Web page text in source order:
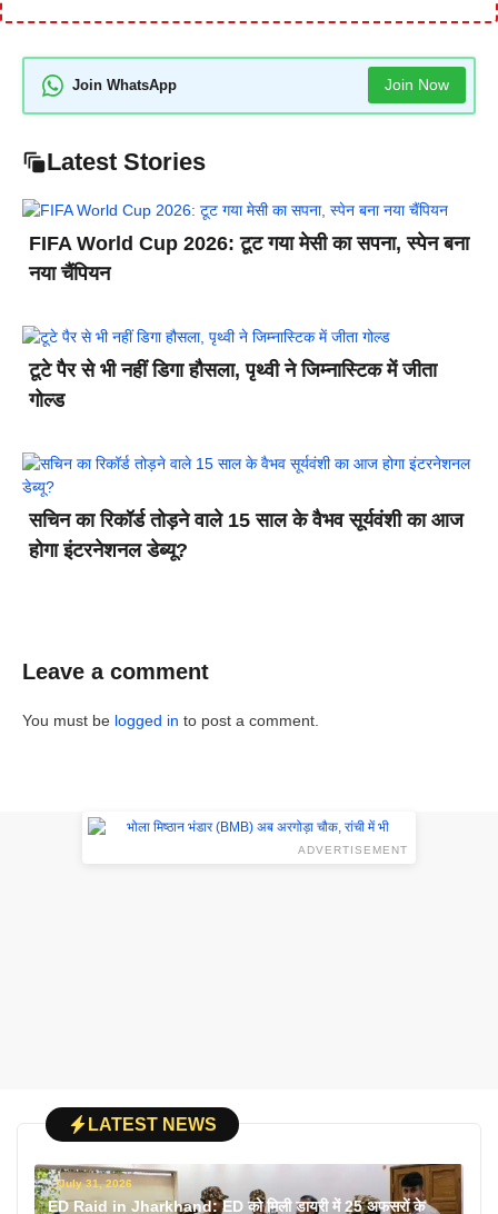
Join WhatsApp Join Now
Latest Stories
FIFA World Cup 2026: टूट गया मेसी का सपना, स्पेन बना
नया चैंपियन
टूटे पैर से भी नहीं डिगा हौसला, पृथ्वी ने जिम्नास्टिक में जीता
गोल्ड
सचिन का रिकॉर्ड तोड़ने वाले 15 साल के वैभव सूर्यवंशी का आज
होगा इंटरनेशनल डेब्यू?
Leave a comment
You must be logged in to post a comment.
ADVERTISEMENT
LATEST NEWS
July 31, 2026
ED Raid in Jharkhand: ED को मिली डायरी में 25 अफसरों के